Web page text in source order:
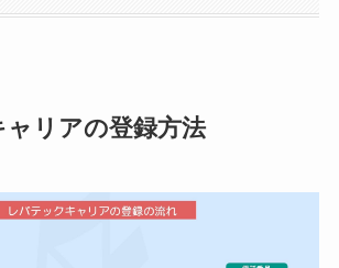
リアの登録方法